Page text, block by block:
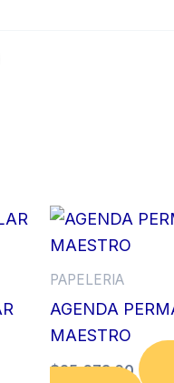
PAPELERIA
AGENDA
MAESTRO
$25,673.00